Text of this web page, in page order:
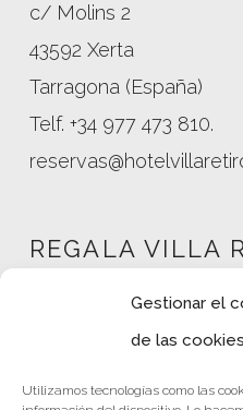
Gestionar el
de las cookies
Utilizamos tecnologías como las
c/ Molins 2
43592 Xerta
Tarragona (España)
Telf. +34 977 473 810.
REGALA VILLA
Tienda